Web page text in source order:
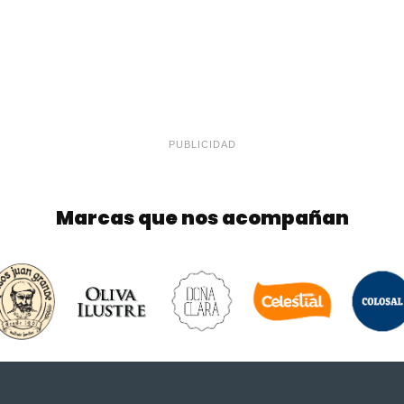
PUBLICIDAD
Marcas que nos acompañan